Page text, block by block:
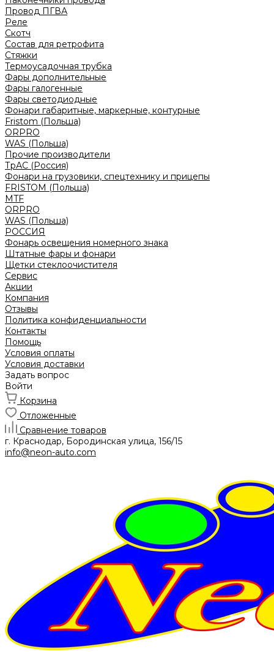
Провод ПГВА
Реле
Скотч
Состав для ретрофита
Стяжки
Термоусадочная трубка
Фары дополнительные
Фары галогенные
Фары светодиодные
Фонари габаритные, маркерные, контурные
Fristom (Польша)
ORPRO
WAS (Польша)
Прочие производители
ТрАС (Россия)
Фонари на грузовики, спецтехнику и прицепы
FRISTOM (Польша)
MTF
ORPRO
WAS (Польша)
РОССИЯ
Фонарь освещения номерного знака
Штатные фары и фонари
Щетки стеклоочистителя
Сервис
Акции
Компания
Отзывы
Политика конфиденциальности
Контакты
Помощь
Условия оплаты
Условия доставки
Задать вопрос
Войти
Корзина
Отложенные
Сравнение товаров
г. Краснодар, Бородинская улица, 156/15
info@neon-auto.com